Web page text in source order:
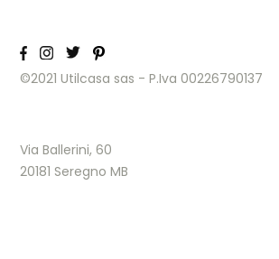
©2021 Utilcasa sas - P.Iva 00226790137
Via Ballerini, 60
20181 Seregno MB